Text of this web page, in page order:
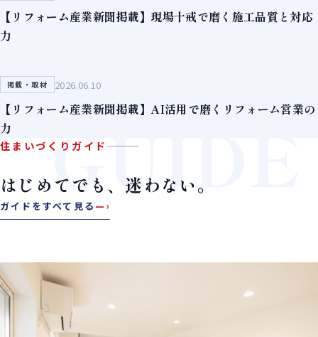
【リフォーム産業新聞掲載】現場十戒で磨く施工品質と対応
力
掲載・取材 2026.06.10
【リフォーム産業新聞掲載】AI活用で磨くリフォーム営業の
力
GUIDE
住まいづくりガイド
はじめてでも、迷わない。
ガイドをすべて見る —›